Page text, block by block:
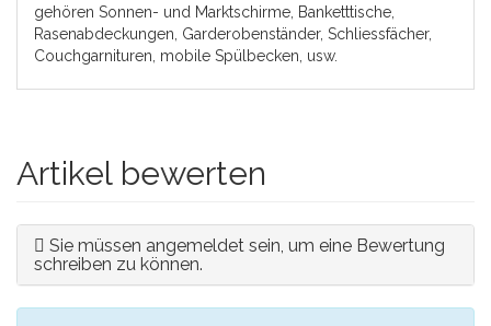
gehören Sonnen- und Marktschirme, Banketttische,
Rasenabdeckungen, Garderobenständer, Schliessfächer,
Couchgarnituren, mobile Spülbecken, usw.
Artikel bewerten
Sie müssen angemeldet sein, um eine Bewertung
schreiben zu können.